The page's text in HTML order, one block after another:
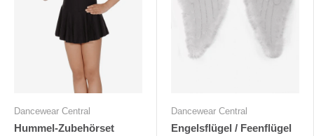
Dancewear Central
Hummel-Zubehörset
Dancewear Central
Engelsflügel / Feenflügel